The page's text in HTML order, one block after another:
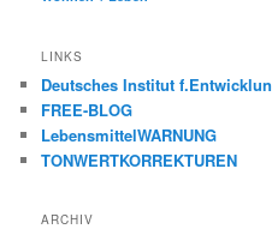
LINKS
Deutsches Institut
FREE-BLOG
LebensmittelWARNUNG
TONWERTKORREKTUREN
ARCHIV